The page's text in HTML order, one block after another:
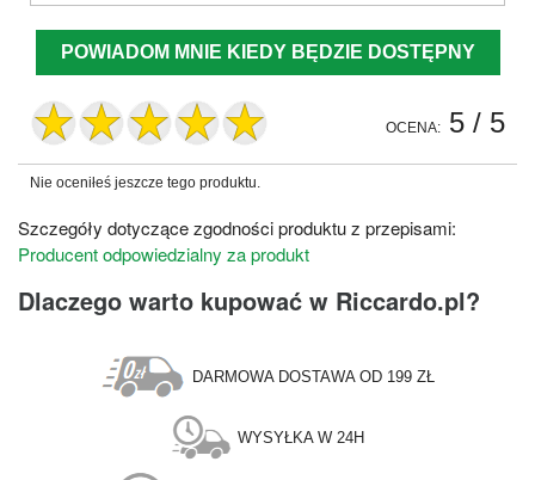
POWIADOM MNIE KIEDY BĘDZIE DOSTĘPNY
OCENA: 5 / 5
Nie oceniłeś jeszcze tego produktu.
Szczegóły dotyczące zgodności produktu z przepisami:
Producent odpowiedzialny za produkt
Dlaczego warto kupować w Riccardo.pl?
DARMOWA DOSTAWA OD 199 ZŁ
WYSYŁKA W 24H